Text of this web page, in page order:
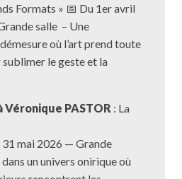
Formats » 📅 Du 1er avril
salle – Une
où l’art prend toute
le geste et la
Véronique PASTOR : La
31 mai 2026 — Grande
un univers onirique où